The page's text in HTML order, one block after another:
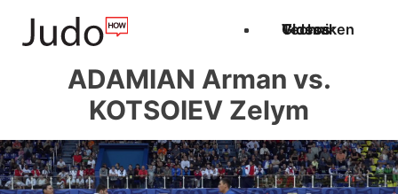
Techniken
Videos
Glossar
ADAMIAN Arman vs.
KOTSOIEV Zelym